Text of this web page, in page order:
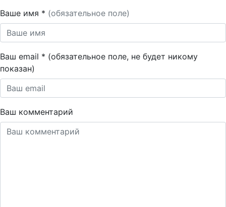
Ваше имя * (обязательное поле)
Ваш email * (обязательное поле, не будет никому
показан)
Ваш комментарий